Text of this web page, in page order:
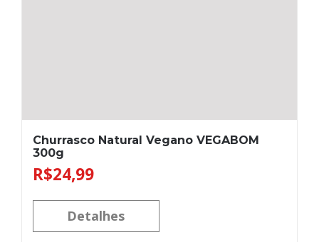
Churrasco Natural Vegano VEGABOM
300g
R$24,99
Detalhes